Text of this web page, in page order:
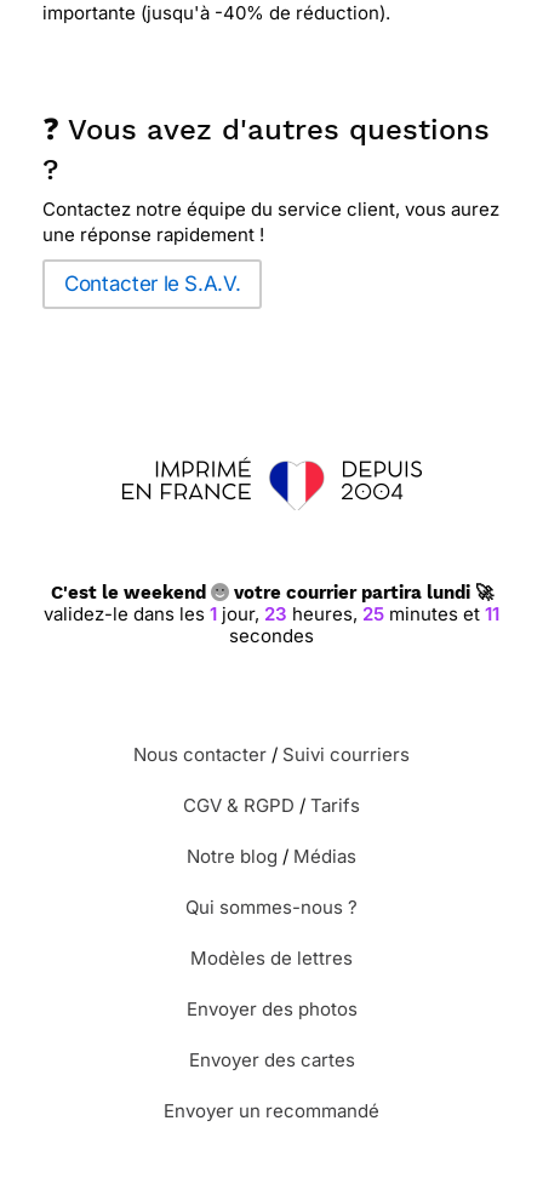
importante (jusqu'à -40% de réduction).
❓ Vous avez d'autres questions
?
Contactez notre équipe du service client, vous aurez
une réponse rapidement !
Contacter le S.A.V.
C'est le weekend votre courrier partira lundi 🚀
validez-le dans les 1jour, 23heures, 25minutes et 10
secondes
Nous contacter / Suivi courriers
CGV & RGPD / Tarifs
Notre blog / Médias
Qui sommes-nous ?
Modèles de lettres
Envoyer des photos
Envoyer des cartes
Envoyer un recommandé